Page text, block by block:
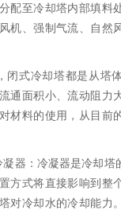
配至冷却塔内部填料
机、强制气流、自然
式冷却塔都是从塔
通面积小、流动阻力
材料的使用，从目前
：冷凝器是冷却塔
方式将直接影响到整
对冷却水的冷却能力